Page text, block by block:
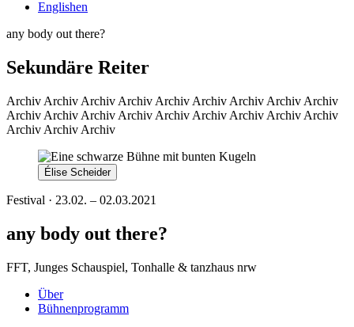
Englishen
any body out there?
Sekundäre Reiter
Archiv Archiv Archiv Archiv Archiv Archiv Archiv Archiv Archiv
Archiv Archiv Archiv Archiv Archiv Archiv Archiv Archiv Archiv
Archiv Archiv Archiv
Élise Scheider
Festival · 23.02. – 02.03.2021
any body out there?
FFT, Junges Schauspiel, Tonhalle & tanzhaus nrw
Über
Bühnenprogramm